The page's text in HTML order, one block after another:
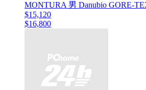
MONTURA 男 Danubio GORE-
$15,120
$16,800